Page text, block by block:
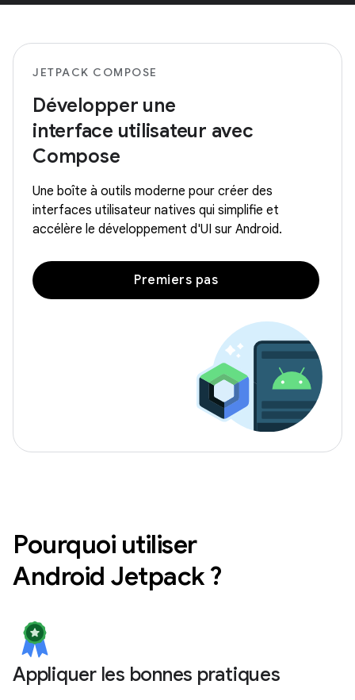
JETPACK COMPOSE
Développer une
interface utilisateur avec
Compose
Une boîte à outils moderne pour créer des
interfaces utilisateur natives qui simplifie et
accélère le développement d'UI sur Android.
Premiers pas
Pourquoi utiliser
Android Jetpack ?
Appliquer les bonnes pratiques